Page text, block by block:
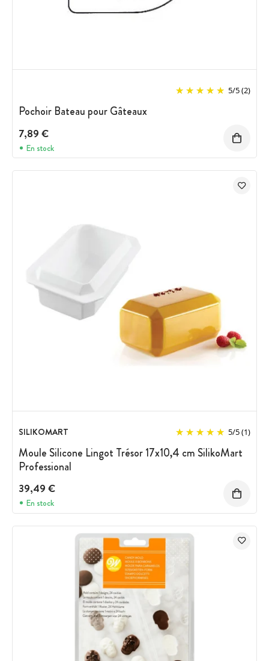
5/5(2)
Pochoir Bateau pour Gâteaux
7,89 €
En stock
SILIKOMART 5/5(1)
Moule Silicone Lingot Trésor 17x10,4 cm SilikoMart
Professional
39,49 €
En stock